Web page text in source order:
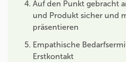
Auf den Punkt gebracht
und Produkt sicher und
präsentieren
Empathische
Erstkontakt